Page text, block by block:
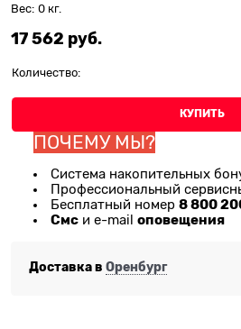
Вес: 0 кг.
17 562 руб.
Количество:
КУПИТЬ
ПОЧЕМУ МЫ?
Система накопительных
Профессиональный
Бесплатный номер 8 800
Смс и e-mail оповещения
Доставка в Оренбург